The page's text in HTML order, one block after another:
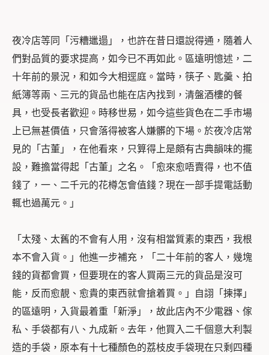
夜冷店等同「污糟邋遢」，也許在昔日還說得通，隨着人
們對品質的要求提高，如今已不再如此。區遠明憶述，二
十年前的景況，和如今大相逕庭。當時，筷子、匙羹、拍
紙簿等兩、三元的貨品也能在店內找到，清盤酒樓的餐
具，也受長者歡迎。時移世易，如今這些貨色在二手市場
上已無甚價值，只會落得被客人嫌髒的下場。於夜冷店常
見的「古董」，在他看來，只算得上是頗有古典韻味的擺
設，難擔當得起「古董」之名。「愈來愈唔賣得，也不值
錢了，一、二千元的花樽怎會值錢？現在一部手提電話動
輒也過萬元。」
「太殘、太舊的不會有人用，沒有相當質素的東西，我根
本不會入貨。」他進一步補充，「二十年前的客人，幾塊
錢的貨都會買，但要現在的客人買兩三元的貨品是沒可
能，反而愈靚、愈貴的東西就會搶着買。」自詡「揀擇」
的區遠明，入貨最着重「新淨」，故此店內不少電器、傢
私、手袋都有八、九成新。去年，他買入二千個意大利製
造的手袋，原本有十七種顏色的荔枝皮手袋現在只剩四種